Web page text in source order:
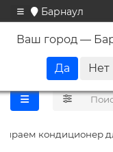
Барнаул
Ваш город —
кондиционер